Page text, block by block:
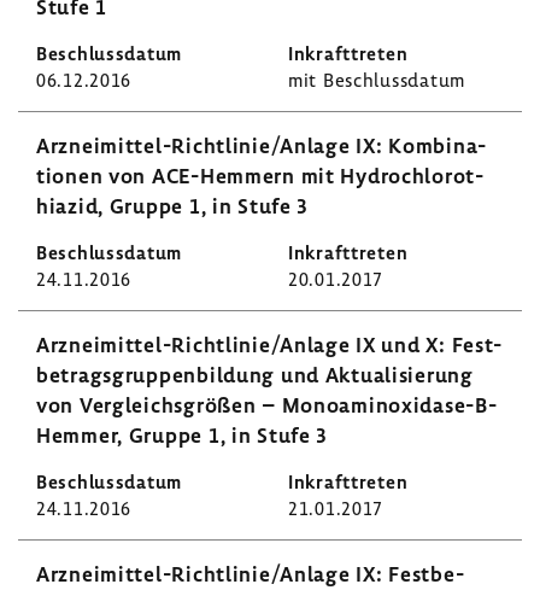
Stufe 1
06.12.2016 mit Beschluss­datum
Arzneimittel-​Richtlinie/Anlage IX: Kombi­na­
tionen von ACE-​Hemmern mit Hydro­ch­lo­ro­t­
hiazid, Gruppe 1, in Stufe 3
24.11.2016 20.01.2017
Arzneimittel-​Richtlinie/Anlage IX und X: Fest­
be­trags­grup­pen­bil­dung und Aktua­li­sie­rung
von Vergleichs­größen – Monoaminoxidase-​B-
Hemmer, Gruppe 1, in Stufe 3
24.11.2016 21.01.2017
Arzneimittel-​Richtlinie/Anlage IX: Fest­be­